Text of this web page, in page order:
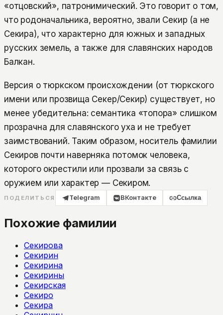
«отцовский», патронимический. Это говорит о том,
что родоначальника, вероятно, звали Секир (а не
Секира), что характерно для южных и западных
русских земель, а также для славянских народов
Балкан.
Версия о тюркском происхождении (от тюркского
имени или прозвища Секер/Секир) существует, но
менее убедительна: семантика «топора» слишком
прозрачна для славянского уха и не требует
заимствований. Таким образом, носитель фамилии
Секиров почти наверняка потомок человека,
которого окрестили или прозвали за связь с
оружием или характер — Секиром.
ПОДЕЛИТЬСЯ Telegram ВКонтакте Ссылка
Похожие фамилии
Секирова
Секирин
Секирина
Секирины
Секирская
Секиро
Секира